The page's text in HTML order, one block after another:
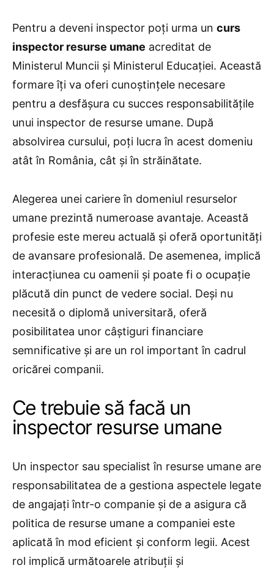
Pentru a deveni inspector poți urma un curs
inspector resurse umane acreditat de
Ministerul Muncii și Ministerul Educației. Această
formare îți va oferi cunoștințele necesare
pentru a desfășura cu succes responsabilitățile
unui inspector de resurse umane. După
absolvirea cursului, poți lucra în acest domeniu
atât în România, cât și în străinătate.
Alegerea unei cariere în domeniul resurselor
umane prezintă numeroase avantaje. Această
profesie este mereu actuală și oferă oportunități
de avansare profesională. De asemenea, implică
interacțiunea cu oamenii și poate fi o ocupație
plăcută din punct de vedere social. Deși nu
necesită o diplomă universitară, oferă
posibilitatea unor câștiguri financiare
semnificative și are un rol important în cadrul
oricărei companii.
Ce trebuie să facă un
inspector resurse umane
Un inspector sau specialist în resurse umane are
responsabilitatea de a gestiona aspectele legate
de angajați într-o companie și de a asigura că
politica de resurse umane a companiei este
aplicată în mod eficient și conform legii. Acest
rol implică următoarele atribuții și